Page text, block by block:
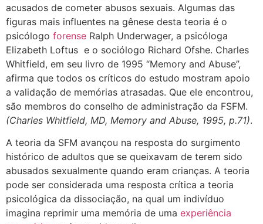
acusados de cometer abusos sexuais. Algumas das
figuras mais influentes na gênese desta teoria é o
psicólogo forense Ralph Underwager, a psicóloga
Elizabeth Loftus e o sociólogo Richard Ofshe. Charles
Whitfield, em seu livro de 1995 “Memory and Abuse”,
afirma que todos os críticos do estudo mostram apoio
a validação de memórias atrasadas. Que ele encontrou,
são membros do conselho de administração da FSFM.
(Charles Whitfield, MD, Memory and Abuse, 1995, p.71).
A teoria da SFM avançou na resposta do surgimento
histórico de adultos que se queixavam de terem sido
abusados sexualmente quando eram crianças. A teoria
pode ser considerada uma resposta crítica a teoria
psicológica da dissociação, na qual um indivíduo
imagina reprimir uma memória de uma experiência